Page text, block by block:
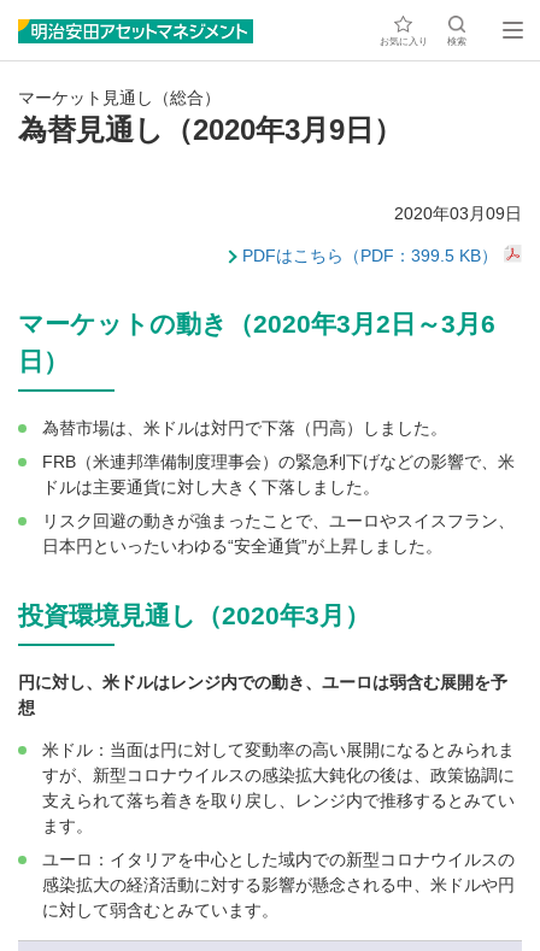
お気に入り 検索
マーケット見通し（総合）
為替見通し（2020年3月9日）
2020年03月09日
PDFはこちら（PDF：399.5 KB）
マーケットの動き（2020年3月2日～3月6
日）
為替市場は、米ドルは対円で下落（円高）しました。
FRB（米連邦準備制度理事会）の緊急利下げなどの影響で、米
ドルは主要通貨に対し大きく下落しました。
リスク回避の動きが強まったことで、ユーロやスイスフラン、
日本円といったいわゆる“安全通貨”が上昇しました。
投資環境見通し（2020年3月）
円に対し、米ドルはレンジ内での動き、ユーロは弱含む展開を予
想
米ドル：当面は円に対して変動率の高い展開になるとみられま
すが、新型コロナウイルスの感染拡大鈍化の後は、政策協調に
支えられて落ち着きを取り戻し、レンジ内で推移するとみてい
ます。
ユーロ：イタリアを中心とした域内での新型コロナウイルスの
感染拡大の経済活動に対する影響が懸念される中、米ドルや円
に対して弱含むとみています。